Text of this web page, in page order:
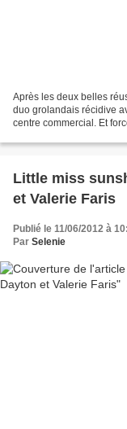
Après les deux belles
duo grolandais récidive
centre commercial. Et
Little miss
et Valerie Faris
Publié le 11/06/2012 à
Par Selenie